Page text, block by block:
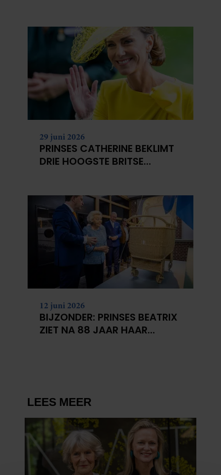
29 juni 2026
PRINSES CATHERINE BEKLIMT
DRIE HOOGSTE BRITSE
12 juni 2026
BIJZONDER: PRINSES BEATRIX
ZIET NA 88 JAAR HAAR